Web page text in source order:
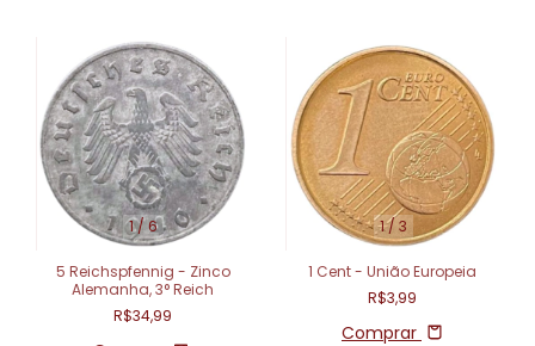
1/6
5 Reichspfennig - Zinco
Alemanha, 3° Reich
R$34,99
1/ 3
1 Cent - União Europeia
R$3,99
Comprar